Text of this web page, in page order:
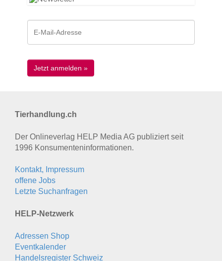
Tierhandlung.ch
Der Onlineverlag HELP Media AG publiziert seit
1996 Konsumenten­informationen.
Kontakt, Impressum
offene Jobs
Letzte Suchanfragen
HELP-Netzwerk
Adressen Shop
Eventkalender
Handelsregister Schweiz